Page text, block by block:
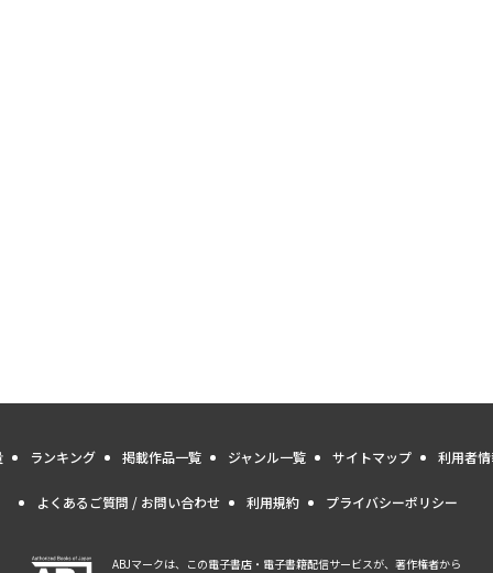
ランキング 掲載作品一覧 ジャンル一覧 サイトマップ 利用者
よくあるご質問 / お問い合わせ 利用規約 プライバシーポリシー
ABJマークは、この電子書店・電子書籍配信サービスが、著作権者から